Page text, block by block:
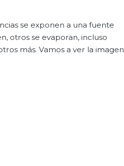
se exponen a una fuente
otros se evaporan, incluso
más. Vamos a ver la imagen